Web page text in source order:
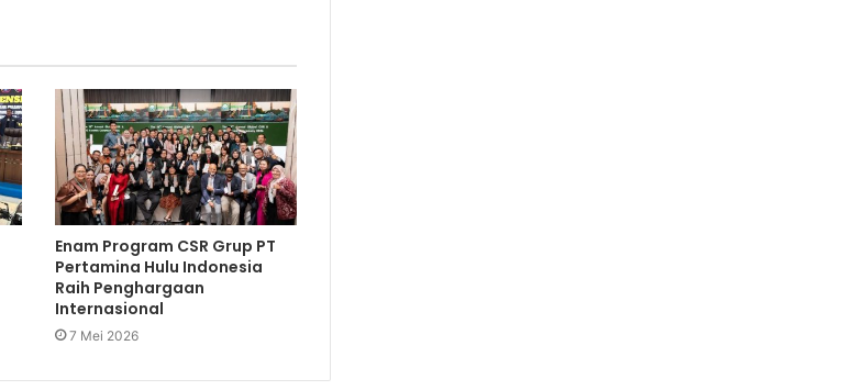
Enam Program CSR Grup PT
Pertamina Hulu Indonesia
Raih Penghargaan
Internasional
7 Mei 2026